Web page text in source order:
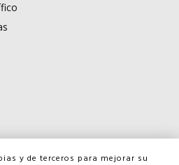
- FERROSUR2026
y de terceros para mejorar su